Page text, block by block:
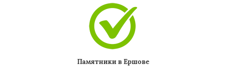
Памятники в Ершове